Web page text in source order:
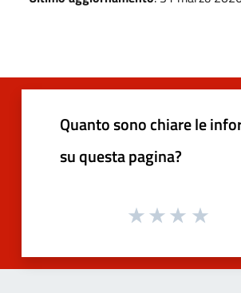
Quanto sono chiare le
su questa pagina?